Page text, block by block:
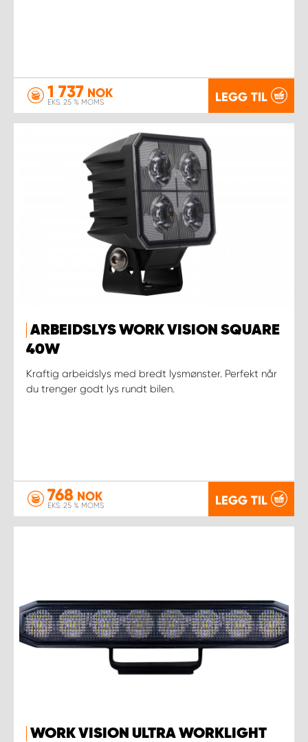
1 737 NOK
EKS. 25 % MOMS LEGG TIL
ARBEIDSLYS WORK VISION SQUARE
40W
Kraftig arbeidslys med bredt lysmønster. Perfekt når
du trenger godt lys rundt bilen.
768 NOK
EKS. 25 % MOMS LEGG TIL
WORK VISION ULTRA WORKLIGHT